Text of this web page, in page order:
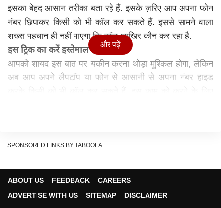
इसका बेहद आसान तरीका बता रहे हैं. इसके ज़रिए आप अपना फोन
नंबर छिपाकर किसी को भी कॉल कर सकते हैं. इससे सामने वाला
शख्स पहचान ही नहीं पाएगा कि कॉल आखिर कौन कर रहा है.
इस ट्रिक का करें इस्तेमाल
आपको शायद इस बात पर यकीन करना थोड़ा मुश्किल होगा, लेकिन
अब आप अपने लैपटॉप या फोन से आसानी से अपना नंबर हाइड
होगा. अगर आप सब्सक्रिप्शन के बिना इस सर्विस का इस्तेमाल
और पढ़ें
SPONSORED LINKS BY TABOOLA
ABOUT US FEEDBACK
CAREERS
ADVERTISE WITH US
SITEMAP
DISCLAIMER